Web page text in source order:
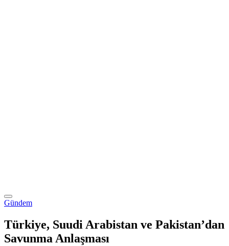
Gündem
Türkiye, Suudi Arabistan ve Pakistan’dan
Savunma Anlaşması